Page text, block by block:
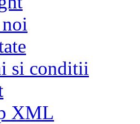
si conditii
XML